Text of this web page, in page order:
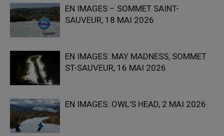
EN IMAGES – SOMMET SAINT-
SAUVEUR, 18 MAI 2026
EN IMAGES: MAY MADNESS, SOMMET
ST-SAUVEUR, 16 MAI 2026
EN IMAGES: OWL’S HEAD, 2 MAI 2026